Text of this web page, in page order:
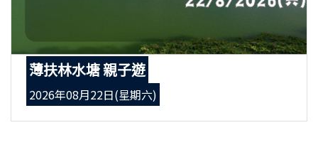
薄扶林水塘 親子遊
2026年08月22日(星期六)